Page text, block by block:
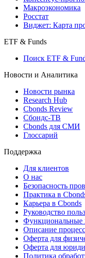
Макроэкономика
Росстат
Виджет: Карта
ETF & Funds
Поиск ETF &
Новости и Аналитика
Новости рынка
Research Hub
Cbonds Review
Сбондс-ТВ
Cbonds для СМИ
Глоссарий
Поддержка
Для клиентов
О нас
Безопасность
Практика в
Карьера в Cbonds
Руководство
Функциональные
Описание
Оферта для
Оферта для
Политика